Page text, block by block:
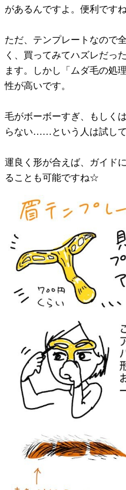
があるんですよ。便利ですね
ただ、テンプレートなので
く、買ってみてハズレだ
ます。しかし「ムダ毛の処
性が高いです。
毛がボーボーすぎ、もしく
らない……という人は試して
運良く形が合えば、ガイド
ることも可能ですね☆